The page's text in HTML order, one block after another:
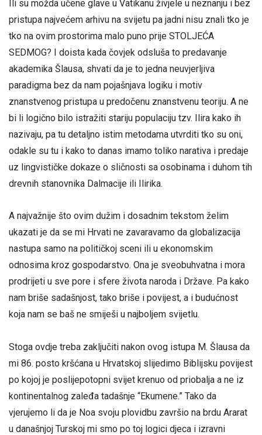
Ili su možda učene glave u Vatikanu živjele u neznanju i bez
pristupa najvećem arhivu na svijetu pa jadni nisu znali tko je
tko na ovim prostorima malo puno prije STOLJEĆA
SEDMOG? I doista kada čovjek odsluša to predavanje
akademika Šlausa, shvati da je to jedna neuvjerljiva
paradigma bez da nam pojašnjava logiku i motiv
znanstvenog pristupa u predočenu znanstvenu teoriju. A ne
bi li logično bilo istražiti stariju populaciju tzv. Ilira kako ih
nazivaju, pa tu detaljno istim metodama utvrditi tko su oni,
odakle su tu i kako to danas imamo toliko narativa i predaje
uz lingvističke dokaze o sličnosti sa osobinama i duhom tih
drevnih stanovnika Dalmacije ili Ilirika.
A najvažnije što ovim dužim i dosadnim tekstom želim
ukazati je da se mi Hrvati ne zavaravamo da globalizacija
nastupa samo na političkoj sceni ili u ekonomskim
odnosima kroz gospodarstvo. Ona je sveobuhvatna i mora
prodrijeti u sve pore i sfere života naroda i Države. Pa kako
nam briše sadašnjost, tako briše i povijest, a i budućnost
koja nam se baš ne smiješi u najboljem svijetlu.
Stoga ovdje treba zaključiti nakon ovog istupa M. Šlausa da
mi 86. posto kršćana u Hrvatskoj slijedimo Biblijsku povijest
po kojoj je poslijepotopni svijet krenuo od priobalja a ne iz
kontinentalnog zaleđa tadašnje “Ekumene.” Tako da
vjerujemo li da je Noa svoju plovidbu završio na brdu Ararat
u današnjoj Turskoj mi smo po toj logici djeca i izravni